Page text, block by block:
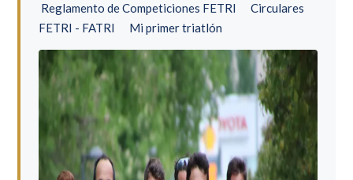
Reglamento de Competiciones FETRI
Circulares
FETRI - FATRI
Mi primer triatlón